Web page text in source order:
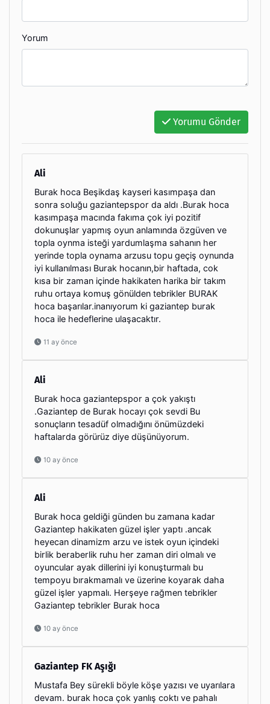
Yorum
Yorumu Gönder
Ali
Burak hoca Beşikdaş kayseri kasımpaşa dan
sonra soluğu gaziantepspor da aldı .Burak hoca
kasımpaşa macında fakıma çok iyi pozitif
dokunuşlar yapmış oyun anlamında özgüven ve
topla oynma isteği yardumlaşma sahanın her
yerinde topla oynama arzusu topu geçiş oynunda
iyi kullanılması Burak hocanın,bir haftada, cok
kısa bir zaman içinde hakikaten harika bir takım
ruhu ortaya komuş gönülden tebrikler BURAK
hoca başarılar.inanıyorum ki gaziantep burak
hoca ile hedeflerine ulaşacaktır.
11 ay önce
Ali
Burak hoca gaziantepspor a çok yakıştı
.Gaziantep de Burak hocayı çok sevdi Bu
sonuçların tesadüf olmadığını önümüzdeki
haftalarda görürüz diye düşünüyorum.
10 ay önce
Ali
Burak hoca geldiği günden bu zamana kadar
Gaziantep hakikaten güzel işler yaptı .ancak
heyecan dinamizm arzu ve istek oyun içindeki
birlik beraberlik ruhu her zaman diri olmalı ve
oyuncular ayak dillerini iyi konuşturmalı bu
tempoyu bırakmamalı ve üzerine koyarak daha
güzel işler yapmalı. Herşeye rağmen tebrikler
Gaziantep tebrikler Burak hoca
10 ay önce
Gaziantep FK Aşığı
Mustafa Bey sürekli böyle köşe yazısı ve uyarılara
devam. burak hoca çok yanlış coktı ve pahalı